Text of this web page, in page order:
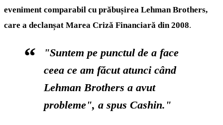
eveniment comparabil cu prăbușirea Lehman Brothers,
care a declanșat Marea Criză Financiară din 2008.
"Suntem pe punctul de a face
ceea ce am făcut atunci când
Lehman Brothers a avut
probleme", a spus Cashin."